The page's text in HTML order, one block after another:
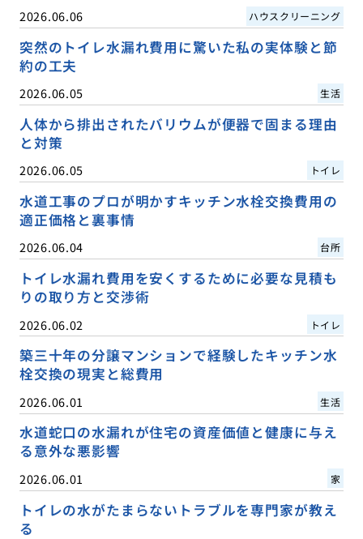
2026.06.06 ハウスクリーニング
突然のトイレ水漏れ費用に驚いた私の実体験と節
約の工夫
2026.06.05 生活
人体から排出されたバリウムが便器で固まる理由
と対策
2026.06.05 トイレ
水道工事のプロが明かすキッチン水栓交換費用の
適正価格と裏事情
2026.06.04 台所
トイレ水漏れ費用を安くするために必要な見積も
りの取り方と交渉術
2026.06.02 トイレ
築三十年の分譲マンションで経験したキッチン水
栓交換の現実と総費用
2026.06.01 生活
水道蛇口の水漏れが住宅の資産価値と健康に与え
る意外な悪影響
2026.06.01 家
トイレの水がたまらないトラブルを専門家が教え
る